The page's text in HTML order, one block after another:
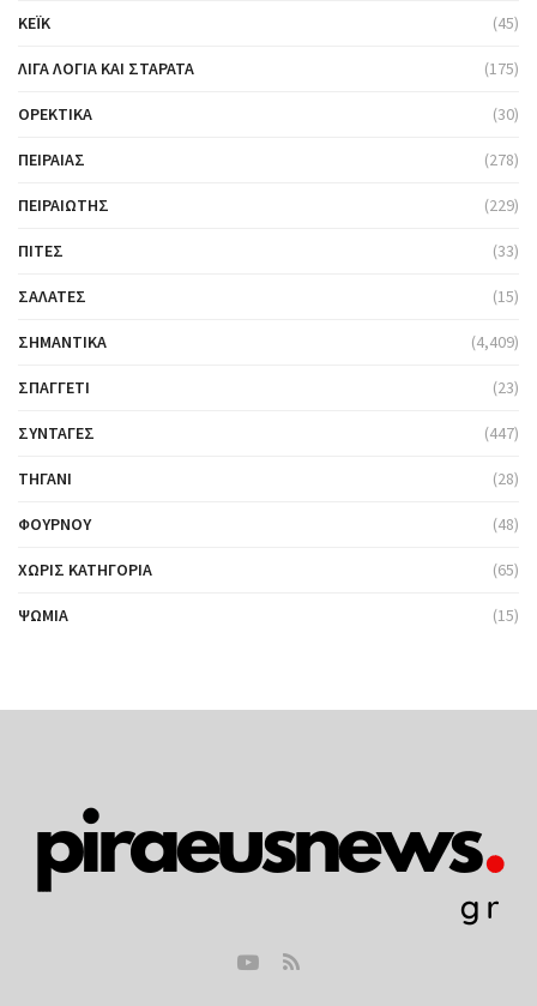
ΚΈΙΚ (45)
ΛΊΓΑ ΛΌΓΙΑ ΚΑΙ ΣΤΑΡΆΤΑ (175)
ΟΡΕΚΤΙΚΆ (30)
ΠΕΙΡΑΙΆΣ (278)
ΠΕΙΡΑΙΏΤΗΣ (229)
ΠΊΤΕΣ (33)
ΣΑΛΆΤΕΣ (15)
ΣΗΜΑΝΤΙΚΆ (4,409)
ΣΠΑΓΓΈΤΙ (23)
ΣΥΝΤΑΓΈΣ (447)
ΤΗΓΆΝΙ (28)
ΦΟΎΡΝΟΥ (48)
ΧΩΡΊΣ ΚΑΤΗΓΟΡΊΑ (65)
ΨΩΜΙΆ (15)